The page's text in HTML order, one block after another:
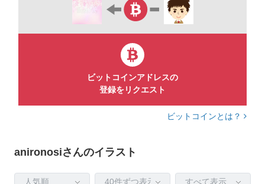
ビットコインアドレスの
登録をリクエスト
ビットコインとは？
anironosiさんのイラスト